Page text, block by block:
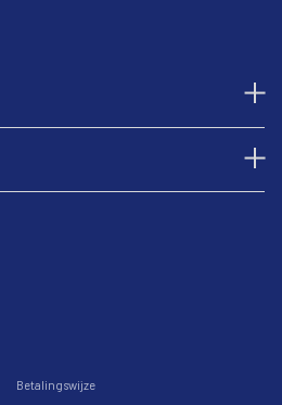
Betalingswijze